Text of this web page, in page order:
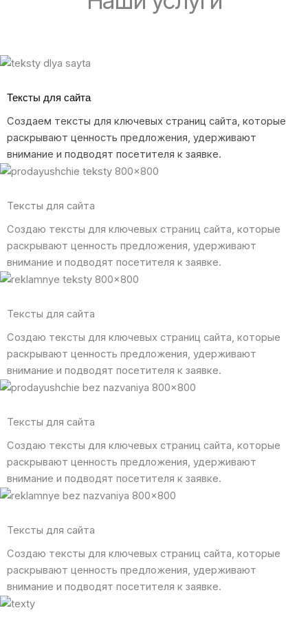
Тексты для сайта
Создаем тексты для ключевых страниц сайта, которые
раскрывают ценность предложения, удерживают
внимание и подводят посетителя к заявке.
Тексты для сайта
Создаю тексты для ключевых страниц сайта, которые
раскрывают ценность предложения, удерживают
внимание и подводят посетителя к заявке.
Тексты для сайта
Создаю тексты для ключевых страниц сайта, которые
раскрывают ценность предложения, удерживают
внимание и подводят посетителя к заявке.
Тексты для сайта
Создаю тексты для ключевых страниц сайта, которые
раскрывают ценность предложения, удерживают
внимание и подводят посетителя к заявке.
Тексты для сайта
Создаю тексты для ключевых страниц сайта, которые
раскрывают ценность предложения, удерживают
внимание и подводят посетителя к заявке.